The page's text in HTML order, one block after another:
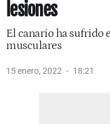
lesiones
El canario ha sufrido
musculares
15 enero, 2022 18:21